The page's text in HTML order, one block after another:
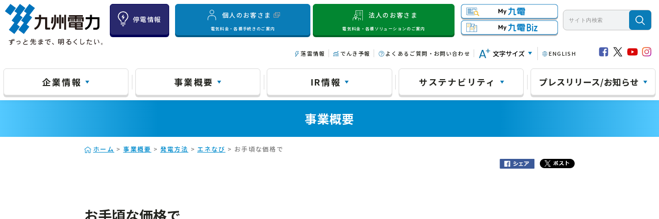
停電情報
個人のお客さま
電気料金・各種手続きのご案内
法人のお客さま
電気料金・各種ソリューションのご案内
落雷情報 でんき予報 よくあるご質問・お問い合わせ 文字サイズ ENGLISH
企業情報 事業概要 IR情報 サステナビリティ プレスリリース/お知らせ
事業概要
ホーム >事業概要 > 発電方法 > エネなび > お手頃な価格で